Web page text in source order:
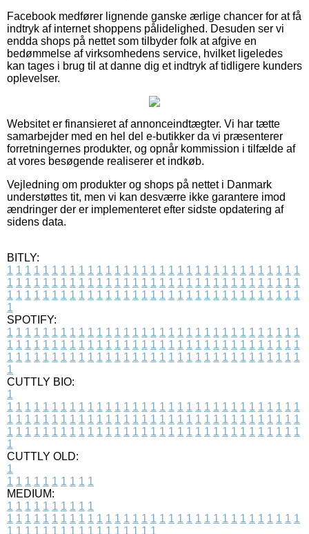
Facebook medfører lignende ganske ærlige chancer for at få
indtryk af internet shoppens pålidelighed. Desuden ser vi
endda shops på nettet som tilbyder folk at afgive en
bedømmelse af virksomhedens service, hvilket ligeledes
kan tages i brug til at danne dig et indtryk af tidligere kunders
oplevelser.
Websitet er finansieret af annonceindtægter. Vi har tætte
samarbejder med en hel del e-butikker da vi præsenterer
forretningernes produkter, og opnår kommission i tilfælde af
at vores besøgende realiserer et indkøb.
Vejledning om produkter og shops på nettet i Danmark
understøttes tit, men vi kan desværre ikke garantere imod
ændringer der er implementeret efter sidste opdatering af
sidens data.
BITLY:
1 1 1 1 1 1 1 1 1 1 1 1 1 1 1 1 1 1 1 1 1 1 1 1 1 1 1 1 1 1 1 1 1
1 1 1 1 1 1 1 1 1 1 1 1 1 1 1 1 1 1 1 1 1 1 1 1 1 1 1 1 1 1 1 1 1
1 1 1 1 1 1 1 1 1 1 1 1 1 1 1 1 1 1 1 1 1 1 1 1 1 1 1 1 1 1 1 1 1
1
SPOTIFY:
1 1 1 1 1 1 1 1 1 1 1 1 1 1 1 1 1 1 1 1 1 1 1 1 1 1 1 1 1 1 1 1 1
1 1 1 1 1 1 1 1 1 1 1 1 1 1 1 1 1 1 1 1 1 1 1 1 1 1 1 1 1 1 1 1 1
1 1 1 1 1 1 1 1 1 1 1 1 1 1 1 1 1 1 1 1 1 1 1 1 1 1 1 1 1 1 1 1 1
1
CUTTLY BIO:
1
1 1 1 1 1 1 1 1 1 1 1 1 1 1 1 1 1 1 1 1 1 1 1 1 1 1 1 1 1 1 1 1 1
1 1 1 1 1 1 1 1 1 1 1 1 1 1 1 1 1 1 1 1 1 1 1 1 1 1 1 1 1 1 1 1 1
1 1 1 1 1 1 1 1 1 1 1 1 1 1 1 1 1 1 1 1 1 1 1 1 1 1 1 1 1 1 1 1 1
1
CUTTLY OLD:
1
1 1 1 1 1 1 1 1 1 1
MEDIUM:
1 1 1 1 1 1 1 1 1 1
1 1 1 1 1 1 1 1 1 1 1 1 1 1 1 1 1 1 1 1 1 1 1 1 1 1 1 1 1 1 1 1 1
1 1 1 1 1 1 1 1 1 1 1 1 1 1 1 1 1